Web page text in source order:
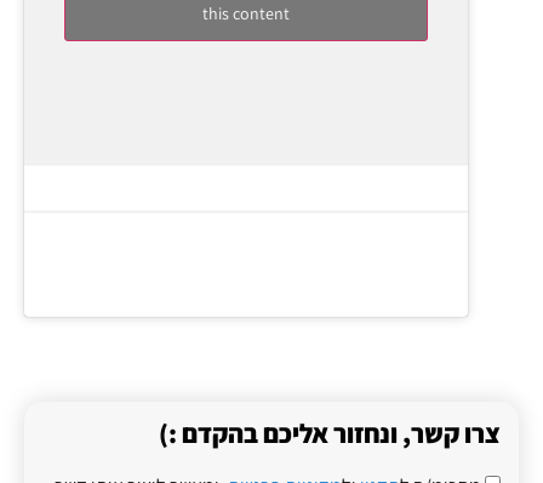
this content
צרו קשר, ונחזור אליכם בהקדם :)